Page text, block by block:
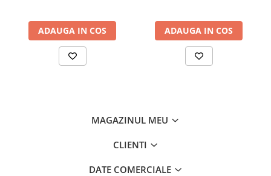
ADAUGA IN COS ADAUGA IN COS
MAGAZINUL MEU
CLIENTI
DATE COMERCIALE